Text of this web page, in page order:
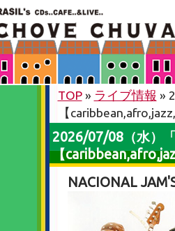
TOP» ライブ情報 »
【
2026/07/08（水）
【
NACIONAL